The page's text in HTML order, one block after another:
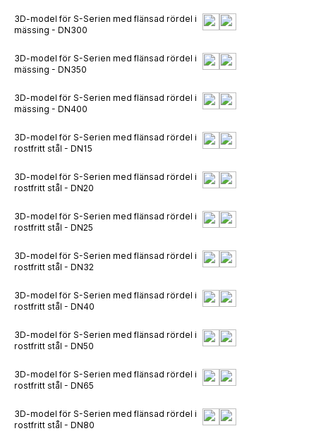
3D-model för S-Serien med flänsad rördel i
mässing - DN300
3D-model för S-Serien med flänsad rördel i
mässing - DN350
3D-model för S-Serien med flänsad rördel i
mässing - DN400
3D-model för S-Serien med flänsad rördel i
rostfritt stål - DN15
3D-model för S-Serien med flänsad rördel i
rostfritt stål - DN20
3D-model för S-Serien med flänsad rördel i
rostfritt stål - DN25
3D-model för S-Serien med flänsad rördel i
rostfritt stål - DN32
3D-model för S-Serien med flänsad rördel i
rostfritt stål - DN40
3D-model för S-Serien med flänsad rördel i
rostfritt stål - DN50
3D-model för S-Serien med flänsad rördel i
rostfritt stål - DN65
3D-model för S-Serien med flänsad rördel i
rostfritt stål - DN80